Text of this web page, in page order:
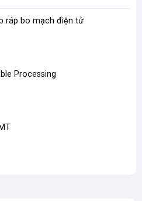
ráp bo mạch điện tử
Processing